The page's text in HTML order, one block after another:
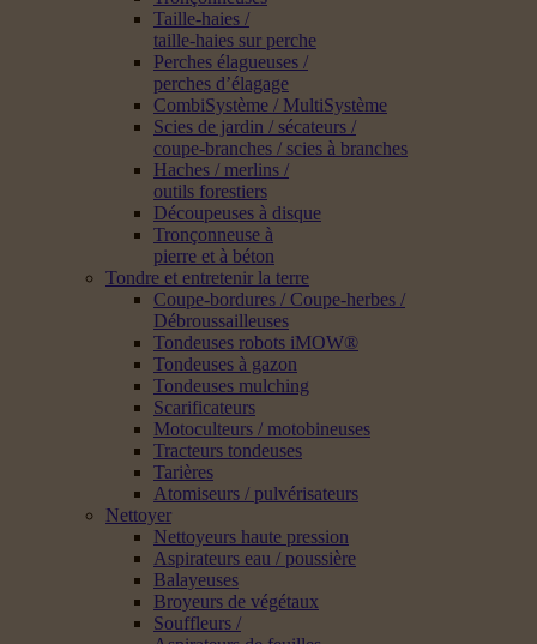
Taille-haies /
taille-haies sur perche
Perches élagueuses /
perches d’élagage
CombiSystème / MultiSystème
Scies de jardin / sécateurs /
coupe-branches / scies à branches
Haches / merlins /
outils forestiers
Découpeuses à disque
Tronçonneuse à
pierre et à béton
Tondre et entretenir la terre
Coupe-bordures / Coupe-herbes /
Débroussailleuses
Tondeuses robots iMOW®
Tondeuses à gazon
Tondeuses mulching
Scarificateurs
Motoculteurs / motobineuses
Tracteurs tondeuses
Tarières
Atomiseurs / pulvérisateurs
Nettoyer
Nettoyeurs haute pression
Aspirateurs eau / poussière
Balayeuses
Broyeurs de végétaux
Souffleurs /